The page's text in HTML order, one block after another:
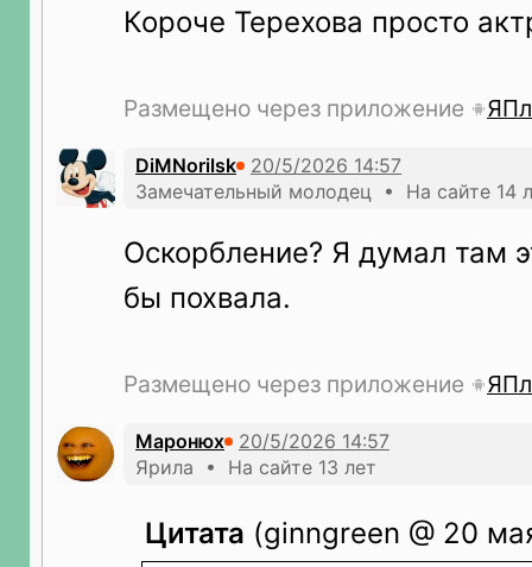
Короче Терехова просто
Размещено через приложение
DiMNorilsk
Замечательный молодец • На сайте 14
Оскорбление? Я думал там
бы похвала.
Размещено через приложение
Маронюх
Ярила • На сайте 13 лет
Цитата (ginngreen @ 20